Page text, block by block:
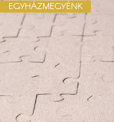
EGYHÁZMEGYÉNK